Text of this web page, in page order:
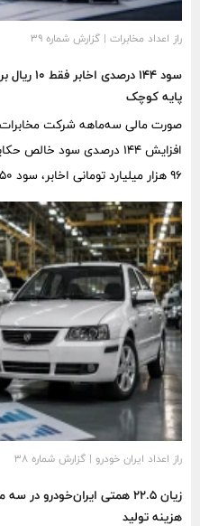
راز اعداد مخابرات | گزارش شماره ۳۹
سود ۱۴۴
پایه کوچک
افزایش ۱۴۴ درصدی سود
۱۰ ریال به ازای هر سهم و کمتر از یک درصد سرمایه اسمی شرکت است.
راز اعداد ایران خودرو | گزارش شماره ۳۸
هزینه تولید